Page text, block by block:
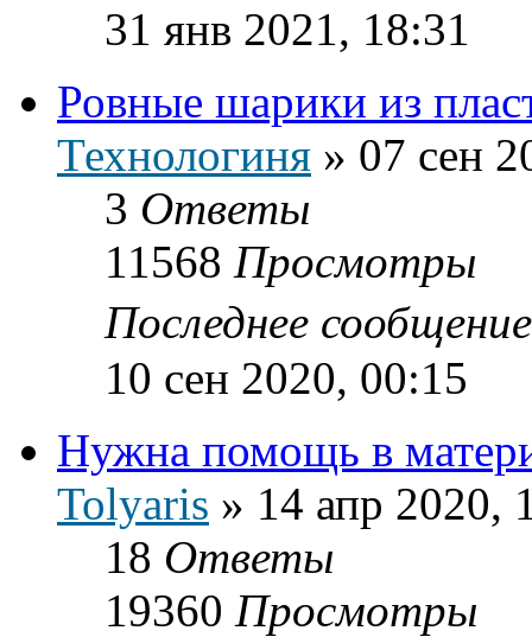
31 янв 2021, 18:31
Ровные шарики из
Технологиня » 07 сен
3 Ответы
11568 Просмотры
Последнее
10 сен 2020, 00:15
Нужна помощь в
Tolyaris » 14 апр 2020,
18 Ответы
19360 Просмотры